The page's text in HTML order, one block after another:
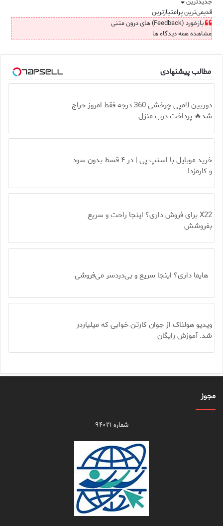
قدیمی‌ترینپرامتیازترین
بازخورد (Feedback) های درون متنی
مشاهده همه دیدگاه ها
مطالب پیشنهادی
دوربین لامپی چرخشی 360 درجه فقط امروز حراج
شد🔥 پرداخت درب منزل
خرید موبایل با اسنپ پی | در ۴ قسط بدون سود
و کارمزد!
X22 برای فروش داری؟ اینجا راحت و سریع
بفروشش
هایما داری؟ اینجا سریع و بی‌دردسر می‌فروشی
ویدیو هولناک از جوان کارتن خوابی که میلیاردر
شد. آموزش رایگان
مجوز
شماره ۹۴۰۲۱